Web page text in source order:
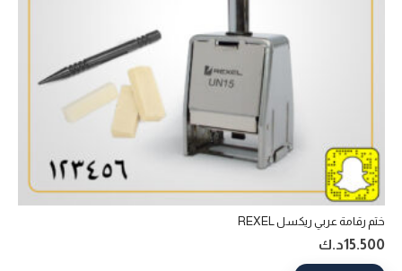
ختم رقامة عربي ريكسل REXEL
15.500د.ك